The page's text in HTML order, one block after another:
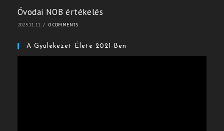
Óvodai NOB értékelés
2025.11.11. / 0 COMMENTS
A Gyülekezet Élete 2021-Ben